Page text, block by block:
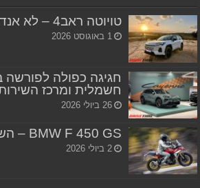
טויוטה ראב4 – לא אנדרדוג
1 באוגוסט 2026
חגיגה כפולה לפורשה
חשמלית ומרכז השירות
26 ביולי 2026
BMW F 450 GS – השקה בישראל
2 ביולי 2026